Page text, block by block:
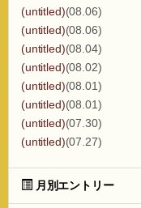
(untitled)(08.06)
(untitled)(08.06)
(untitled)(08.04)
(untitled)(08.02)
(untitled)(08.01)
(untitled)(08.01)
(untitled)(07.30)
(untitled)(07.27)
月別エントリー